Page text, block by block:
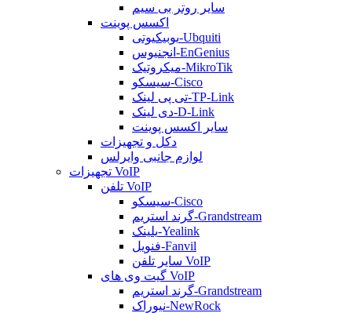
سایر روتر بی سیم
اکسس پوینت
یوبیکیوتی-Ubquiti
انجنیوس-EnGenius
میکروتیک-MikroTik
سیسکو-Cisco
تی پی لینک-TP-Link
دی لینک-D-Link
سایر اکسس پوینت
دکل و تجهیزات
لوازم جانبی وایرلس
تجهیزات VoIP
تلفن VoIP
سیسکو-Cisco
گرند استریم-Grandstream
یلینک-Yealink
فنویل-Fanvil
سایر تلفن VoIP
گیت وی های VoIP
گرند استریم-Grandstream
نیوراک-NewRock